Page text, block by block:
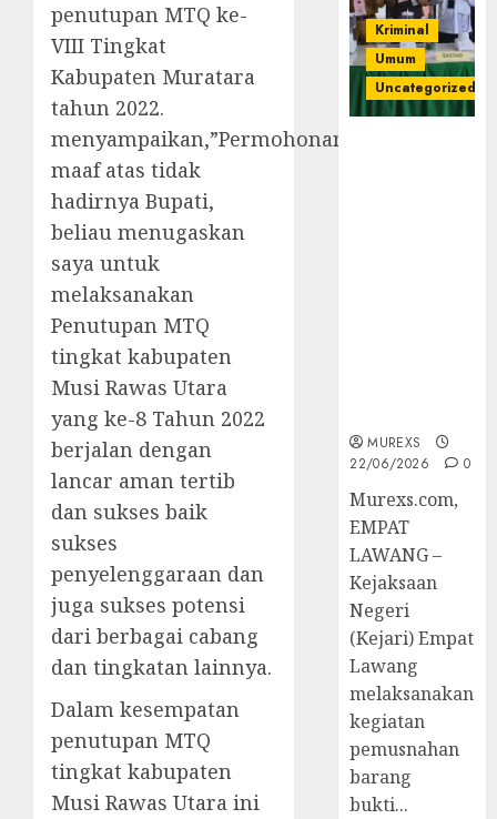
penutupan MTQ ke-
VIII Tingkat
Kabupaten Muratara
tahun 2022.
menyampaikan,”Permohonan
maaf atas tidak
hadirnya Bupati,
beliau menugaskan
saya untuk
melaksanakan
Penutupan MTQ
tingkat kabupaten
Musi Rawas Utara
yang ke-8 Tahun 2022
berjalan dengan
lancar aman tertib
dan sukses baik
sukses
penyelenggaraan dan
juga sukses potensi
dari berbagai cabang
dan tingkatan lainnya.
Dalam kesempatan
penutupan MTQ
tingkat kabupaten
Musi Rawas Utara ini
Kriminal
Umum
Uncategorized
MUREXS
22/06/2026
0
‎Murexs.com,
EMPAT
LAWANG –
Kejaksaan
Negeri
(Kejari) Empat
Lawang
melaksanakan
kegiatan
pemusnahan
barang
bukti...